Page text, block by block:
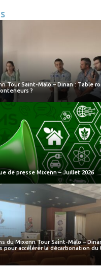
Tour Saint-Malo – Dinan : Table
?
de presse Mixenn – Juillet 2026
du Mixenn Tour Saint-Malo –
pour accélérer la décarbonation